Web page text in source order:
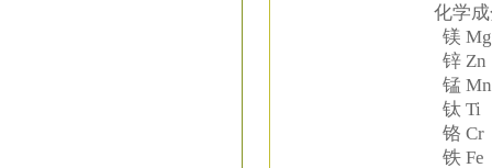
化学
镁
锌 Zn
锰
钛 Ti
铬 Cr
铁 Fe